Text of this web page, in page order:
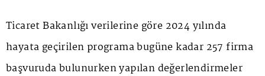
Ticaret Bakanlığı verilerine göre 2024 yılında
hayata geçirilen programa bugüne kadar 257 firma
başvuruda bulunurken yapılan değerlendirmeler